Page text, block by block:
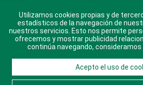
nosotros y conoce más sobre
Utilizamos cookies propias y de
estadísticos de la navegación de
nuestros servicios. Esto nos permite
ofrecemos y mostrar publicidad
continúa navegando, consideramos
Acepto el uso de